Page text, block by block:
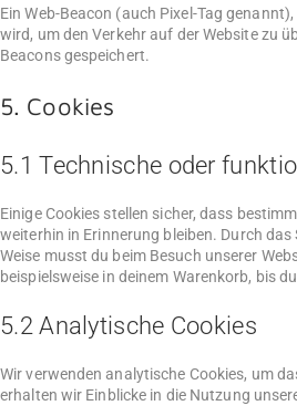
Ein Web-Beacon (auch Pixel-Tag
wird, um den Verkehr auf der Website zu
Beacons gespeichert.
5. Cookies
5.1 Technische oder
Einige Cookies stellen sicher, dass
weiterhin in Erinnerung bleiben. Durch
Weise musst du beim Besuch unserer
beispielsweise in deinem Warenkorb, bis
5.2 Analytische Cookies
Wir verwenden analytische Cookies, um
erhalten wir Einblicke in die Nutzung